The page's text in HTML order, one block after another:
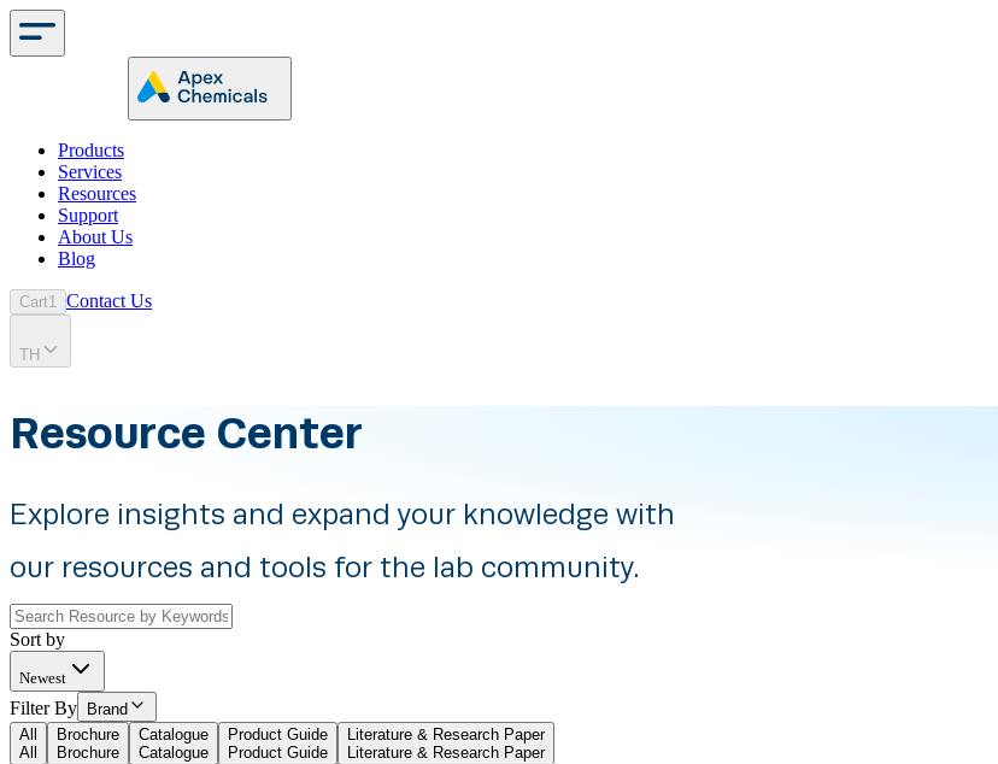
Products
Services
Resources
Support
About Us
Blog
Cart1 Contact Us
TH
Resource Center
Explore insights and expand your knowledge with
our resources and tools for the lab community.
Sort by
Newest
Filter By
Brand
All
All
Brochure
Brochure
Catalogue
Catalogue
Product Guide
Product Guide
Literature & Research Paper
Literature & Research Paper